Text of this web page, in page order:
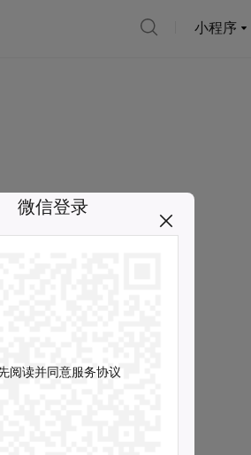
小程序
微信登录
阅读并同意服务协议